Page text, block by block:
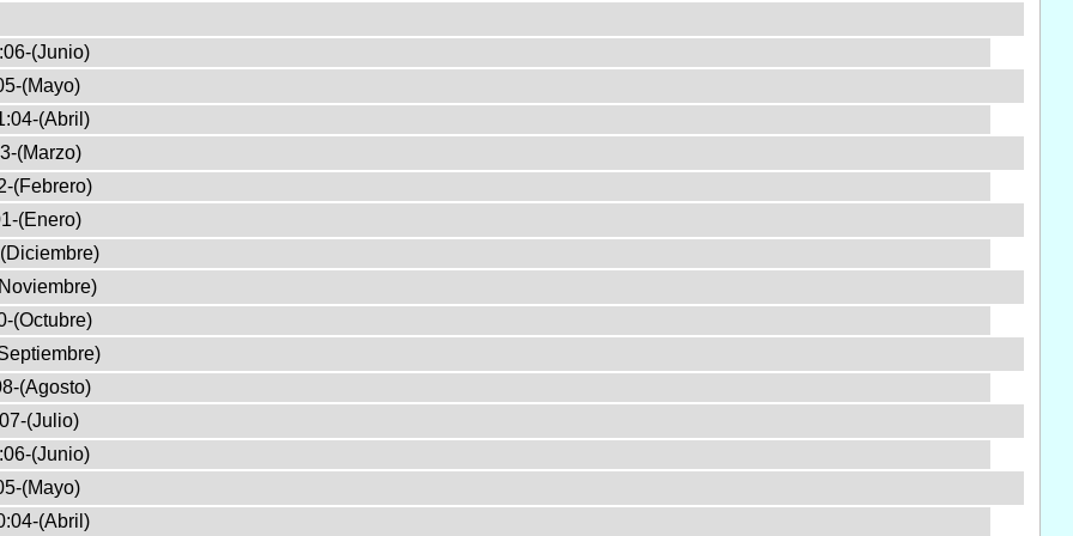
(Junio)
(Mayo)
(Abril)
(Marzo)
(Febrero)
(Enero)
(Octubre)
(Agosto)
(Julio)
(Junio)
(Mayo)
(Abril)